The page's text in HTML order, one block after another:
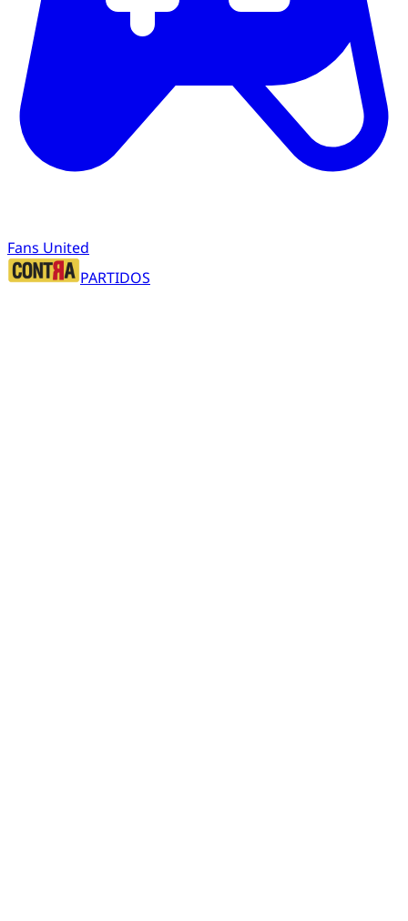
Fans United
PARTIDOS